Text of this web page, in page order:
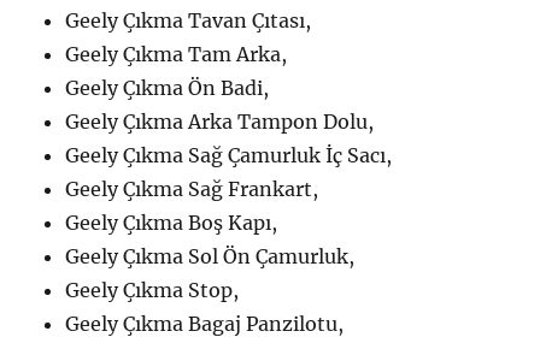
Geely Çıkma Tavan Çıtası,
Geely Çıkma Tam Arka,
Geely Çıkma Ön Badi,
Geely Çıkma Arka Tampon Dolu,
Geely Çıkma Sağ Çamurluk İç Sacı,
Geely Çıkma Sağ Frankart,
Geely Çıkma Boş Kapı,
Geely Çıkma Sol Ön Çamurluk,
Geely Çıkma Stop,
Geely Çıkma Bagaj Panzilotu,